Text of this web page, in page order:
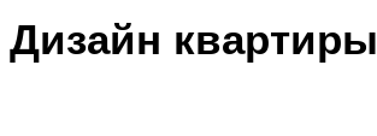
Дизайн квартиры